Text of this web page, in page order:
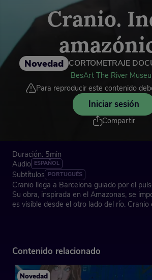
Cranio.
Novedad CORTOMETRAJE
BesArt The River
Para reproducir este contenido
Iniciar sesión
Compartir
Duración: 5min
Audio ESPAÑOL
Subtítulos PORTUGUÉS
Cranio llega a Barcelona guiado por el
Su obra, inspirada en el Amazonas, se
es visible desde el otro lado del río. Cranio
BesArt The River Museum: el museo de
Contenido relacionado
Novedad